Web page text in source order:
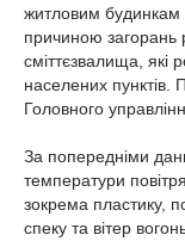
житловим будинкам
причиною загорань
сміттєзвалища, які
населених пунктів.
Головного
За попередніми
температури
зокрема пластику,
спеку та вітер